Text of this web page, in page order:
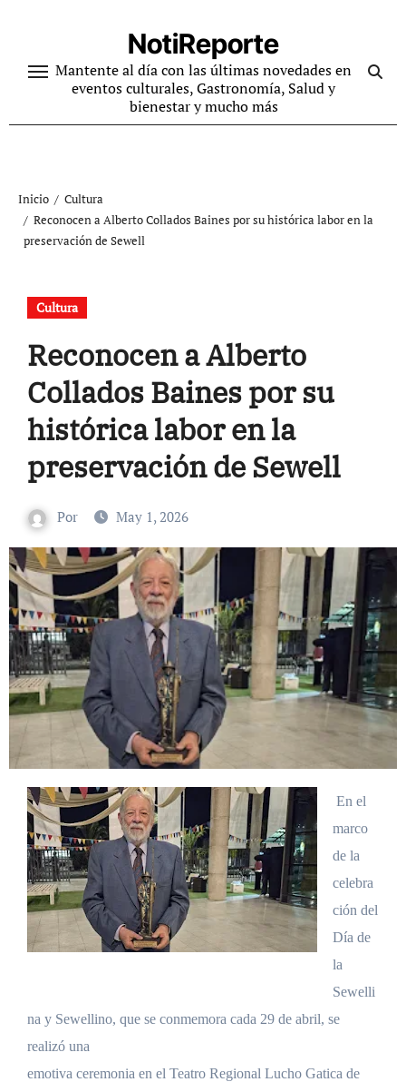
contenido
NotiReporte
Mantente al día con las últimas novedades en
eventos culturales, Gastronomía, Salud y
bienestar y mucho más
Inicio
Cultura
Reconocen a Alberto Collados Baines por su histórica labor en la
preservación de Sewell
Cultura
Reconocen a Alberto
Collados Baines por su
histórica labor en la
preservación de Sewell
Por May 1, 2026
En el
marco
de la
celebra
ción del
Día de
la
Sewelli
na y Sewellino, que se conmemora cada 29 de abril, se
realizó una
emotiva ceremonia en el Teatro Regional Lucho Gatica de